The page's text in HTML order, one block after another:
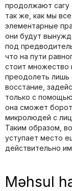
продолжают сагу
так же, как мы
элементарные
они будут
под
что на пути
стоит множество
преодолеть лишь
восстание,
только с
она сможет
микролюдей с
Таким образом,
уступает место
действительно
Məhsul